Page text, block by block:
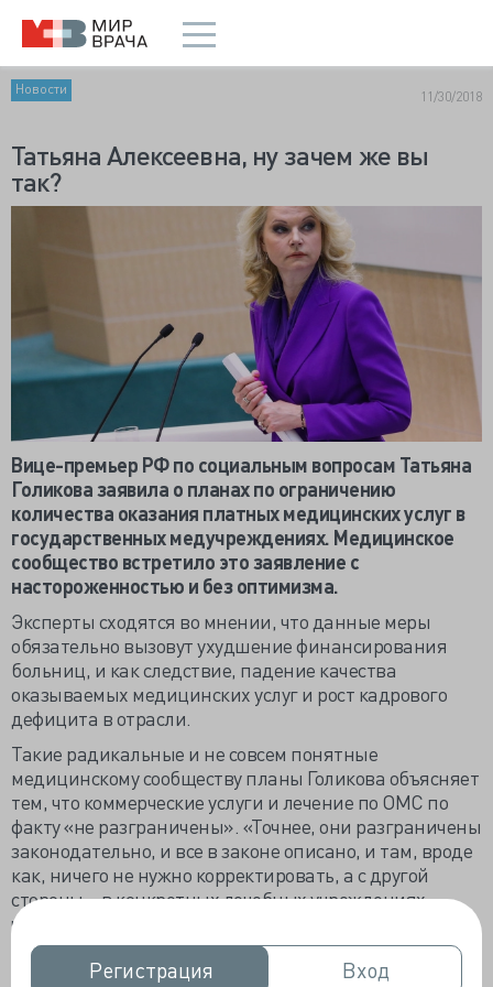
Регистрация
Регистрация Вход
Вход
Новости 11/30/2018
Татьяна Алексеевна, ну зачем же вы
так?
Вице-премьер РФ по социальным вопросам Татьяна
Голикова заявила о планах по ограничению
количества оказания платных медицинских услуг в
государственных медучреждениях. Медицинское
сообщество встретило это заявление с
настороженностью и без оптимизма.
Эксперты сходятся во мнении, что данные меры
обязательно вызовут ухудшение финансирования
больниц, и как следствие, падение качества
оказываемых медицинских услуг и рост кадрового
дефицита в отрасли.
Такие радикальные и не совсем понятные
медицинскому сообществу планы Голикова объясняет
тем, что коммерческие услуги и лечение по ОМС по
факту «не разграничены». «Точнее, они разграничены
законодательно, и все в законе описано, и там, вроде
как, ничего не нужно корректировать, а с другой
стороны – в конкретных лечебных учреждениях
четкого разграничения не происходит. И отсюда,
может быть, в том числе возникает недовольство:
граждане не понимают, что сегодня платно, а что